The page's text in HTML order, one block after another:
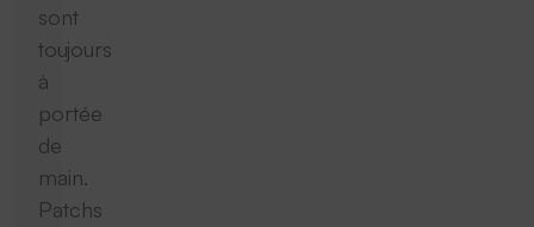
sont
toujours
à
portée
de
main.
Patchs